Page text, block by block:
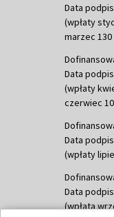
Data
(wpłaty
marzec 130
Data
(wpłaty
czerwiec
Data
(wpłaty
Data
(wpłata